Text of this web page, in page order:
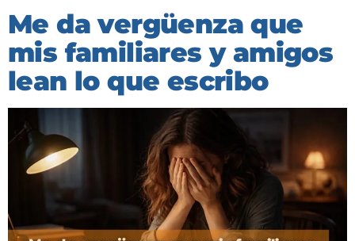
Me da vergüenza que
mis familiares y amigos
lean lo que escribo